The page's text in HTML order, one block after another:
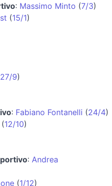
: Massimo Minto (7/3)
(15/1)
27/9)
: Fabiano Fontanelli (24/4)
(12/10)
: Andrea
(1/12)